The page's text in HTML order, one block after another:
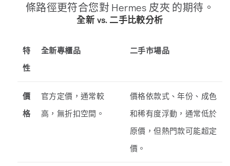
條路徑更符合您對 Hermes 皮夾 的期待。
全新 vs. 二手比較分析
特
性
全新專櫃品 二手市場品
價
格
官方定價，通常較
高，無折扣空間。
價格依款式、年份、成色
和稀有度浮動，通常低於
原價，但熱門款可能超定
價。